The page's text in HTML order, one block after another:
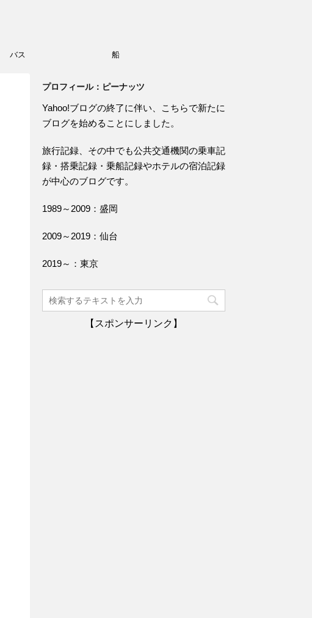
バス 船
プロフィール：ピーナッツ
Yahoo!ブログの終了に伴い、こちらで新たに
ブログを始めることにしました。
旅行記録、その中でも公共交通機関の乗車記
録・搭乗記録・乗船記録やホテルの宿泊記録
が中心のブログです。
1989～2009：盛岡
2009～2019：仙台
2019～：東京
【スポンサーリンク】